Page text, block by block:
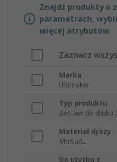
Znajdź produkty o
parametrach,
więcej atrybutów.
Zaznacz
Marka
Ultimaker
Typ produktu
Zestaw do druku
Materiał dyszy
Mosiądz
Do użytku z